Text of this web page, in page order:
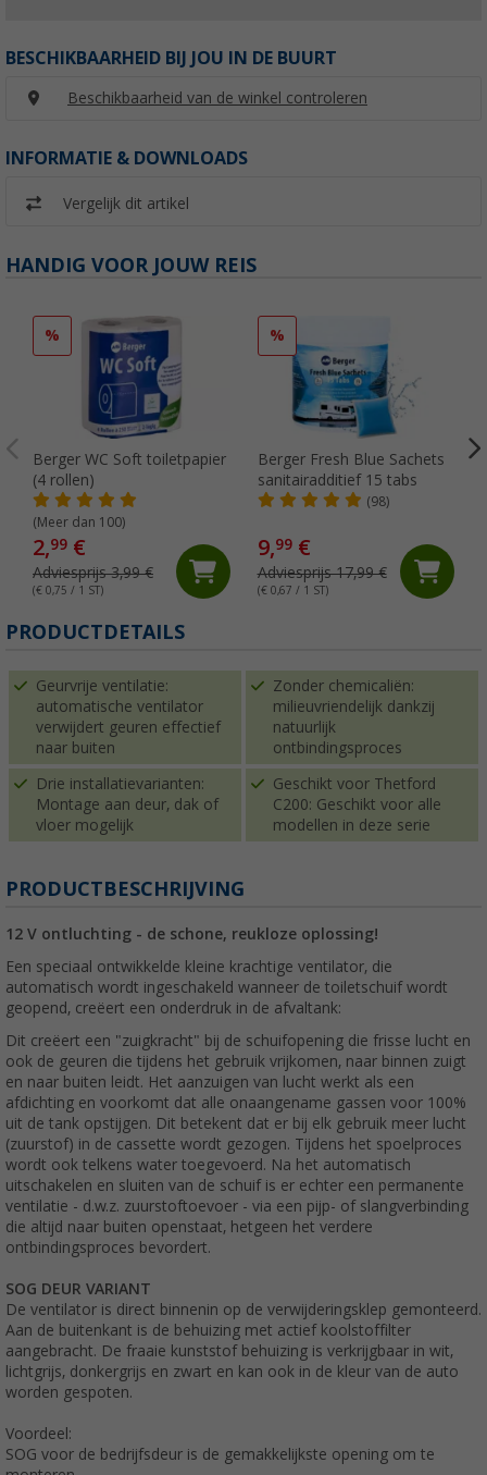
BESCHIKBAARHEID BIJ JOU IN DE BUURT
Beschikbaarheid van de winkel controleren
INFORMATIE & DOWNLOADS
Vergelijk dit artikel
HANDIG VOOR JOUW REIS
%
Berger WC Soft toiletpapier
(4 rollen)
(Meer dan 100)
2,99 €
Adviesprijs 3,99 €
(€ 0,75 / 1 ST)
%
Berger Fresh Blue Sachets
sanitairadditief 15 tabs
(98)
9,99€
Adviesprijs 17,99 €
(€ 0,67 / 1 ST)
PRODUCTDETAILS
Geurvrije ventilatie:
automatische ventilator
verwijdert geuren effectief
naar buiten
Zonder chemicaliën:
milieuvriendelijk dankzij
natuurlijk
ontbindingsproces
Drie installatievarianten:
Montage aan deur, dak of
vloer mogelijk
Geschikt voor Thetford
C200: Geschikt voor alle
modellen in deze serie
PRODUCTBESCHRIJVING
12 V ontluchting - de schone, reukloze oplossing!
Een speciaal ontwikkelde kleine krachtige ventilator, die
automatisch wordt ingeschakeld wanneer de toiletschuif wordt
geopend, creëert een onderdruk in de afvaltank:
Dit creëert een "zuigkracht" bij de schuifopening die frisse lucht en
ook de geuren die tijdens het gebruik vrijkomen, naar binnen zuigt
en naar buiten leidt. Het aanzuigen van lucht werkt als een
afdichting en voorkomt dat alle onaangename gassen voor 100%
uit de tank opstijgen. Dit betekent dat er bij elk gebruik meer lucht
(zuurstof) in de cassette wordt gezogen. Tijdens het spoelproces
wordt ook telkens water toegevoerd. Na het automatisch
uitschakelen en sluiten van de schuif is er echter een permanente
ventilatie - d.w.z. zuurstoftoevoer - via een pijp- of slangverbinding
die altijd naar buiten openstaat, hetgeen het verdere
ontbindingsproces bevordert.
SOG DEUR VARIANT
De ventilator is direct binnenin op de verwijderingsklep gemonteerd.
Aan de buitenkant is de behuizing met actief koolstoffilter
aangebracht. De fraaie kunststof behuizing is verkrijgbaar in wit,
lichtgrijs, donkergrijs en zwart en kan ook in de kleur van de auto
worden gespoten.
Voordeel:
SOG voor de bedrijfsdeur is de gemakkelijkste opening om te